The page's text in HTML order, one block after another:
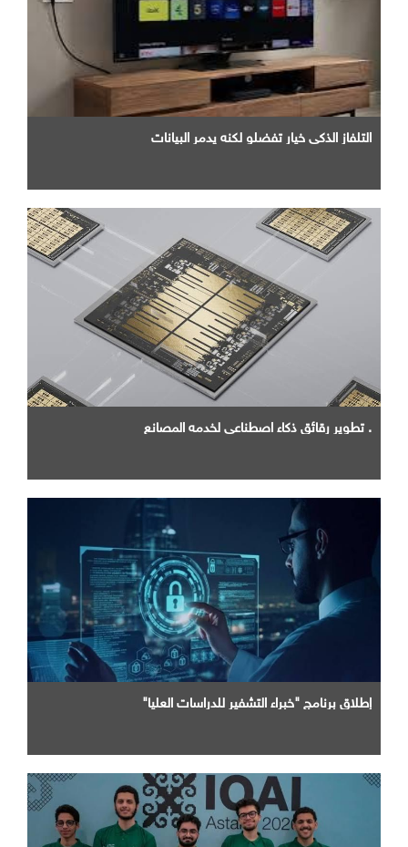
التلفاز الذكي خيار تفضلو لكنه يدمر البيانات
. تطوير رقائق ذكاء اصطناعي لخدمه المصانع
إطلاق برنامج "خبراء التشفير للدراسات العليا"